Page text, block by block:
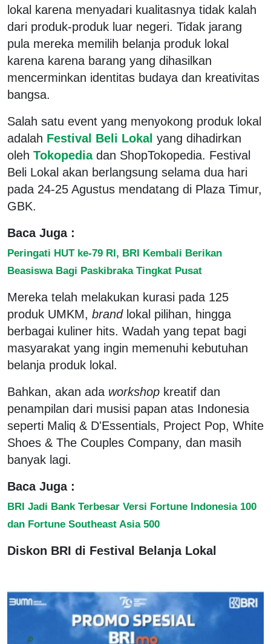
lokal karena menyadari kualitasnya tidak kalah
dari produk-produk luar negeri. Tidak jarang
pula mereka memilih belanja produk lokal
karena karena barang yang dihasilkan
mencerminkan identitas budaya dan kreativitas
bangsa.
Salah satu event yang menyokong produk lokal
adalah Festival Beli Lokal yang dihadirkan
oleh Tokopedia dan ShopTokopedia. Festival
Beli Lokal akan berlangsung selama dua hari
pada 24-25 Agustus mendatang di Plaza Timur,
GBK.
Baca Juga :
Peringati HUT ke-79 RI, BRI Kembali Berikan
Beasiswa Bagi Paskibraka Tingkat Pusat
Mereka telah melakukan kurasi pada 125
produk UMKM, brandlokal pilihan, hingga
berbagai kuliner hits. Wadah yang tepat bagi
masyarakat yang ingin memenuhi kebutuhan
belanja produk lokal.
Bahkan, akan ada workshop kreatif dan
penampilan dari musisi papan atas Indonesia
seperti Maliq & D'Essentials, Project Pop, White
Shoes & The Couples Company, dan masih
banyak lagi.
Baca Juga :
BRI Jadi Bank Terbesar Versi Fortune Indonesia 100
dan Fortune Southeast Asia 500
Diskon BRI di Festival Belanja Lokal